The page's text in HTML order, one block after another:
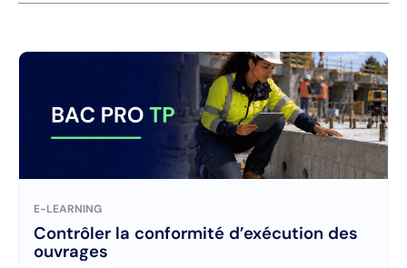
E-LEARNING
Contrôler la conformité d’exécution des
ouvrages